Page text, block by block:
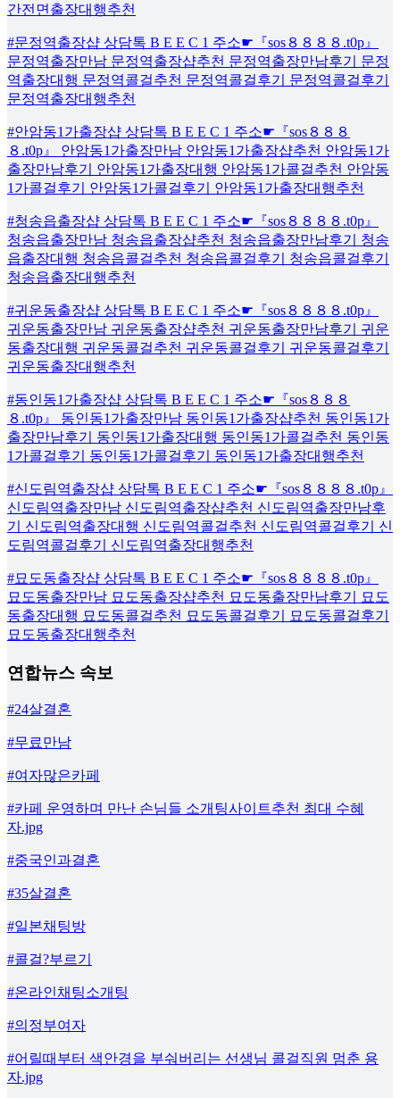
간전면출장대행추천
#문정역출장샵 상담톡 B E E C 1 주소☛『sos８８８８.t0p』
문정역출장만남 문정역출장샵추천 문정역출장만남후기 문정
역출장대행 문정역콜걸추천 문정역콜걸후기 문정역콜걸후기
문정역출장대행추천
#안암동1가출장샵 상담톡 B E E C 1 주소☛『sos８８８
８.t0p』 안암동1가출장만남 안암동1가출장샵추천 안암동1가
출장만남후기 안암동1가출장대행 안암동1가콜걸추천 안암동
1가콜걸후기 안암동1가콜걸후기 안암동1가출장대행추천
#청송읍출장샵 상담톡 B E E C 1 주소☛『sos８８８８.t0p』
청송읍출장만남 청송읍출장샵추천 청송읍출장만남후기 청송
읍출장대행 청송읍콜걸추천 청송읍콜걸후기 청송읍콜걸후기
청송읍출장대행추천
#귀운동출장샵 상담톡 B E E C 1 주소☛『sos８８８８.t0p』
귀운동출장만남 귀운동출장샵추천 귀운동출장만남후기 귀운
동출장대행 귀운동콜걸추천 귀운동콜걸후기 귀운동콜걸후기
귀운동출장대행추천
#동인동1가출장샵 상담톡 B E E C 1 주소☛『sos８８８
８.t0p』 동인동1가출장만남 동인동1가출장샵추천 동인동1가
출장만남후기 동인동1가출장대행 동인동1가콜걸추천 동인동
1가콜걸후기 동인동1가콜걸후기 동인동1가출장대행추천
#신도림역출장샵 상담톡 B E E C 1 주소☛『sos８８８８.t0p』
신도림역출장만남 신도림역출장샵추천 신도림역출장만남후
기 신도림역출장대행 신도림역콜걸추천 신도림역콜걸후기 신
도림역콜걸후기 신도림역출장대행추천
#묘도동출장샵 상담톡 B E E C 1 주소☛『sos８８８８.t0p』
묘도동출장만남 묘도동출장샵추천 묘도동출장만남후기 묘도
동출장대행 묘도동콜걸추천 묘도동콜걸후기 묘도동콜걸후기
묘도동출장대행추천
연합뉴스 속보
#24살결혼
#무료만남
#여자많은카페
#카페 운영하며 만난 손님들 소개팅사이트추천 최대 수혜
자.jpg
#중국인과결혼
#35살결혼
#일본채팅방
#콜걸?부르기
#온라인채팅소개팅
#의정부여자
#어릴때부터 색안경을 부숴버리는 선생님 콜걸직원 멈춘 용
자.jpg